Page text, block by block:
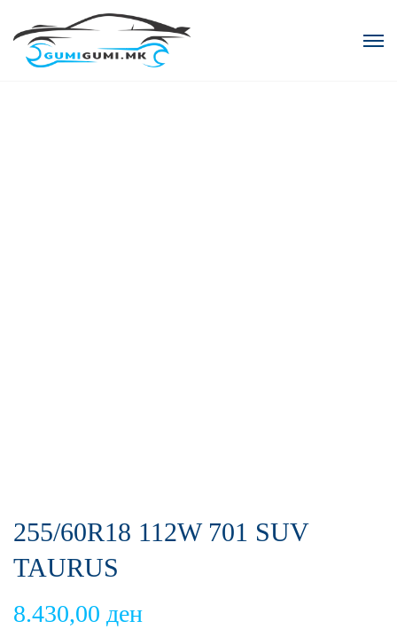
255/60R18 112W 701 SUV
TAURUS
8.430,00 ден